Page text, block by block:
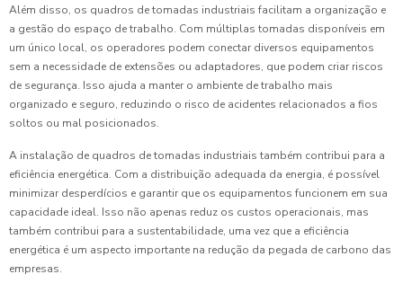
Além disso, os quadros de tomadas industriais facilitam a organização e
a gestão do espaço de trabalho. Com múltiplas tomadas disponíveis em
um único local, os operadores podem conectar diversos equipamentos
sem a necessidade de extensões ou adaptadores, que podem criar riscos
de segurança. Isso ajuda a manter o ambiente de trabalho mais
organizado e seguro, reduzindo o risco de acidentes relacionados a fios
soltos ou mal posicionados.
A instalação de quadros de tomadas industriais também contribui para a
eficiência energética. Com a distribuição adequada da energia, é possível
minimizar desperdícios e garantir que os equipamentos funcionem em sua
capacidade ideal. Isso não apenas reduz os custos operacionais, mas
também contribui para a sustentabilidade, uma vez que a eficiência
energética é um aspecto importante na redução da pegada de carbono das
empresas.